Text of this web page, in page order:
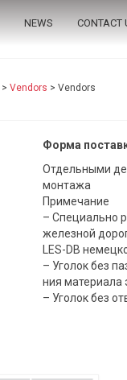
NEWS CONTACT
> Vendors > Vendors
Форма
Отдельными
монтажа
Примечание
– Специально
железной
LES-DB
– Уголок без
ния материала
– Уголок без